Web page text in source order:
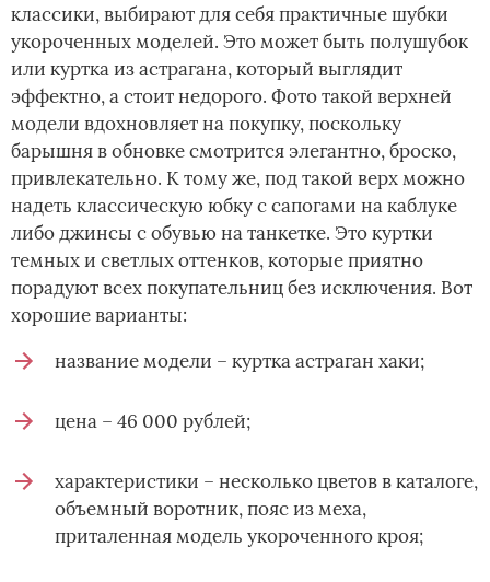
классики, выбирают для себя практичные шубки
укороченных моделей. Это может быть полушубок
или куртка из астрагана, который выглядит
эффектно, а стоит недорого. Фото такой верхней
модели вдохновляет на покупку, поскольку
барышня в обновке смотрится элегантно, броско,
привлекательно. К тому же, под такой верх можно
надеть классическую юбку с сапогами на каблуке
либо джинсы с обувью на танкетке. Это куртки
темных и светлых оттенков, которые приятно
порадуют всех покупательниц без исключения. Вот
хорошие варианты:
название модели – куртка астраган хаки;
цена – 46 000 рублей;
характеристики – несколько цветов в каталоге,
объемный воротник, пояс из меха,
приталенная модель укороченного кроя;